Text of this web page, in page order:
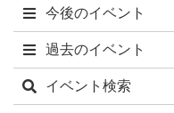
今後のイベント
過去のイベント
イベント検索